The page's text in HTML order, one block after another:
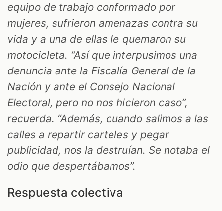
equipo de trabajo conformado por
mujeres, sufrieron amenazas contra su
vida y a una de ellas le quemaron su
motocicleta. “Así que interpusimos una
denuncia ante la Fiscalía General de la
Nación y ante el Consejo Nacional
Electoral, pero no nos hicieron caso”,
recuerda. “Además, cuando salimos a las
calles a repartir carteles y pegar
publicidad, nos la destruían. Se notaba el
odio que despertábamos”.
Respuesta colectiva